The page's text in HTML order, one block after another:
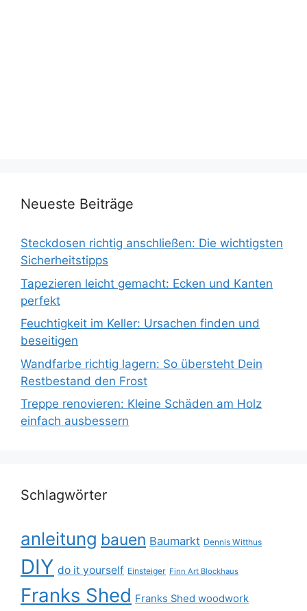
Neueste Beiträge
Steckdosen richtig anschließen: Die wichtigsten
Sicherheitstipps
Tapezieren leicht gemacht: Ecken und Kanten
perfekt
Feuchtigkeit im Keller: Ursachen finden und
beseitigen
Wandfarbe richtig lagern: So übersteht Dein
Restbestand den Frost
Treppe renovieren: Kleine Schäden am Holz
einfach ausbessern
Schlagwörter
anleitung bauen Baumarkt Dennis Witthus
DIY do it yourself Einsteiger Finn Art Blockhaus
Franks Shed Franks Shed woodwork